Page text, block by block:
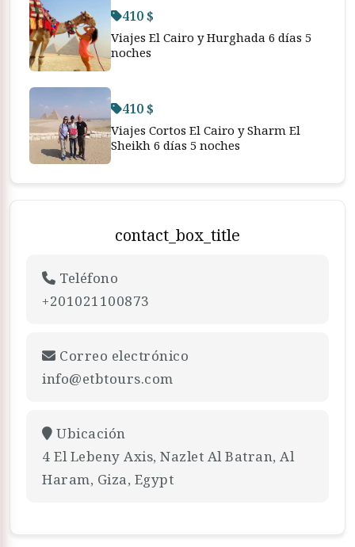
410 $
Viajes El Cairo y Hurghada 6 días 5
noches
410 $
Viajes Cortos El Cairo y Sharm El
Sheikh 6 días 5 noches
contact_box_title
Teléfono
+201021100873
Correo electrónico
info@etbtours.com
Ubicación
4 El Lebeny Axis, Nazlet Al Batran, Al
Haram, Giza, Egypt